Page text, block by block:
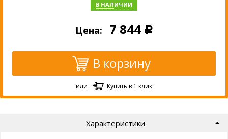
В НАЛИЧИИ
Цена: 7 844 Р
В корзину
или Купить в 1 клик
Характеристики